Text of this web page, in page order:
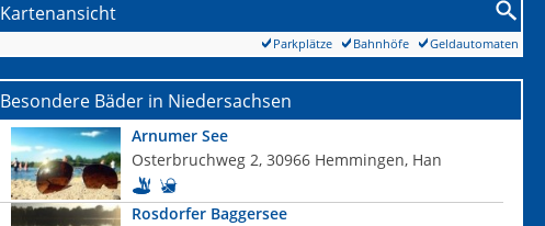
Kartenansicht
Geldautomaten
Bahnhöfe
Parkplätze
Besondere Bäder in Niedersachsen
Arnumer See
Osterbruchweg 2, 30966 Hemmingen, Han
Rosdorfer Baggersee